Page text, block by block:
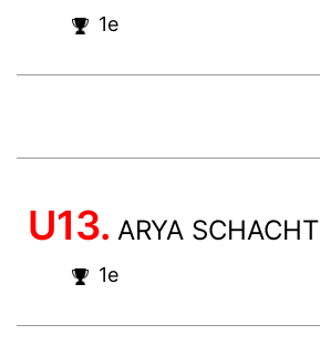
1e
U13. ARYA SCHACHT
1e